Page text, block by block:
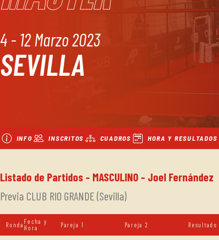
4 - 12 Marzo 2023
SEVILLA
INFO INSCRITOS CUADROS HORA Y RESULTADOS
Listado de Partidos - MASCULINO - Joel Fernández
Previa CLUB RIO GRANDE (Sevilla)
Ronda Fecha y
Hora
Pareja 1 Pareja 2 Resultado